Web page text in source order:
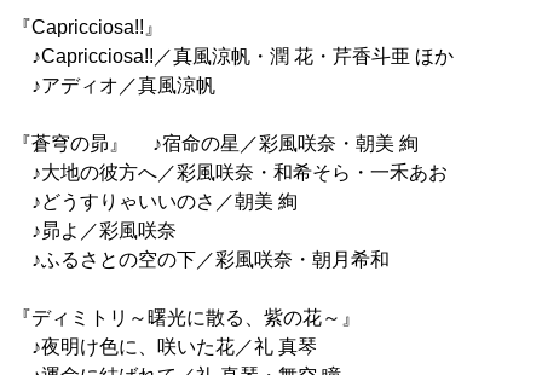
『Capricciosa!!』
♪Capricciosa!!／真風涼帆・潤 花・芹香斗亜 ほか
♪アディオ／真風涼帆
『蒼穹の昴』 ♪宿命の星／彩風咲奈・朝美 絢
♪大地の彼方へ／彩風咲奈・和希そら・一禾あお
♪どうすりゃいいのさ／朝美 絢
♪昴よ／彩風咲奈
♪ふるさとの空の下／彩風咲奈・朝月希和
『ディミトリ～曙光に散る、紫の花～』
♪夜明け色に、咲いた花／礼 真琴